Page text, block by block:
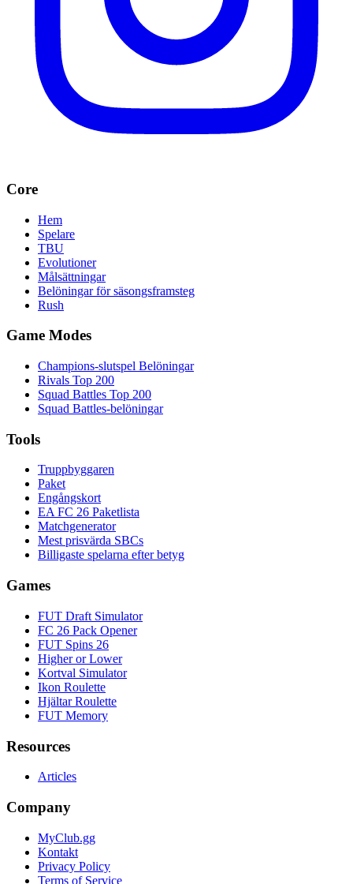
Core
Hem
Spelare
TBU
Evolutioner
Målsättningar
Belöningar för säsongsframsteg
Rush
Game Modes
Champions-slutspel Belöningar
Rivals Top 200
Squad Battles Top 200
Squad Battles-belöningar
Tools
Truppbyggaren
Paket
Engångskort
EA FC 26 Paketlista
Matchgenerator
Mest prisvärda SBCs
Billigaste spelarna efter betyg
Games
FUT Draft Simulator
FC 26 Pack Opener
FUT Spins 26
Higher or Lower
Kortval Simulator
Ikon Roulette
Hjältar Roulette
FUT Memory
Resources
Articles
Company
MyClub.gg
Kontakt
Privacy Policy
Terms of Service